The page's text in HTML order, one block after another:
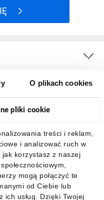
O plikach cookies
pliki cookie
treści i reklam,
i analizować ruch w
korzystasz z naszej
mogą połączyć te
od Ciebie lub
ich usług. Dzięki Twojej
mobilną: